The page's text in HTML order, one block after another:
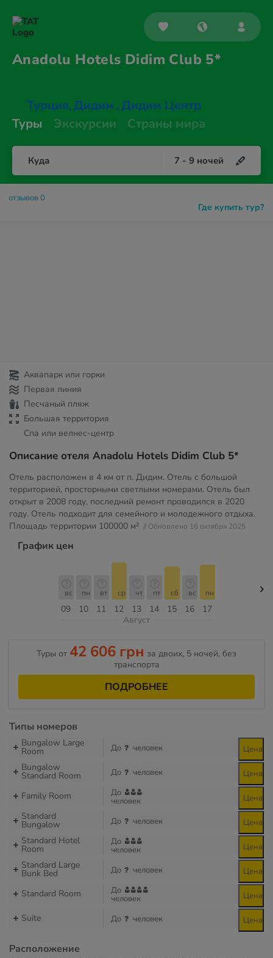
Anadolu Hotels Didim Club 5*
Турция, Дидим , Дидим Центр
Туры
Экскурсии Страны мира
Куда 7 - 9 ночей
Где купить тур?
отзывов 0
Аквапарк или горки
Первая линия
Песчаный пляж
Большая территория
Спа или велнес-центр
Описание отеля Anadolu Hotels Didim Club 5*
Отель расположен в 4 км от п. Дидим. Отель с большой
территорией, просторными светлыми номерами. Отель был
открыт в 2008 году, последний ремонт проводился в 2020
году. Отель подходит для семейного и молодежного отдыха.
Площадь территории 100000 м² // Обновлено 16 октября 2025
График цен
09
вс
10
пн
11
вт
12
ср
13
чт
14
пт
15
сб
16
вс
17
пн
Август
Туры от 42 606 грн за двоих, 5 ночей, без
транспорта
ПОДРОБНЕЕ
Типы номеров
Bungalow Large
Room До человек Цена
Bungalow
Standard Room До человек Цена
Family Room До
человек Цена
Standard
Bungalow До человек Цена
Standard Hotel
Room
До
человек Цена
Standard Large
Bunk Bed До человек Цена
Standard Room До
человек Цена
Suite До человек Цена
Расположение